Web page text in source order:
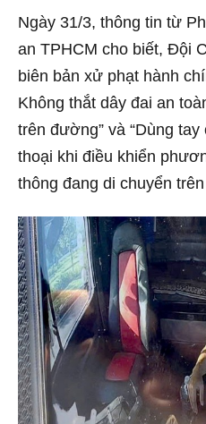
Ngày 31/3, thông tin từ
an TPHCM cho biết, Đội
biên bản xử phạt hành
Không thắt dây đai an
trên đường” và “Dùng
thoại khi điều khiển
thông đang di chuyển